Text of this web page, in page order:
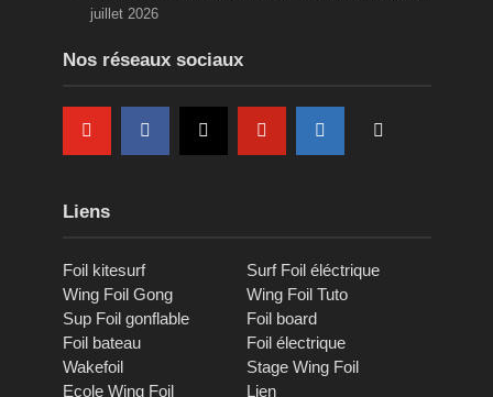
juillet 2026
Nos réseaux sociaux
Liens
Foil kitesurf
Surf Foil éléctrique
Wing Foil Gong
Wing Foil Tuto
Sup Foil gonflable
Foil board
Foil bateau
Foil électrique
Wakefoil
Stage Wing Foil
Ecole Wing Foil
Lien